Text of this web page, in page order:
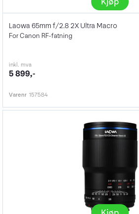
Laowa 65mm f/2.8 2X Ultra Macro
For Canon RF-fatning
inkl. mva
5 899,-
Varenr 157584